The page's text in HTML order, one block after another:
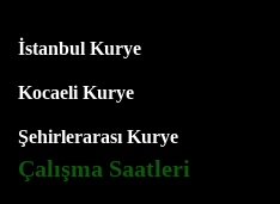
İstanbul Kurye
Kocaeli Kurye
Şehirlerarası Kurye
Çalışma Saatleri